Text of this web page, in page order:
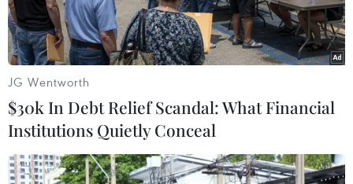
trẻ em gái.
JG Wentworth
$30k In Debt Relief Scandal: What Financial
Institutions Quietly Conceal